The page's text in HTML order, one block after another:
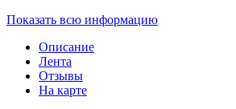
Показать всю информацию
Описание
Лента
Отзывы
На карте